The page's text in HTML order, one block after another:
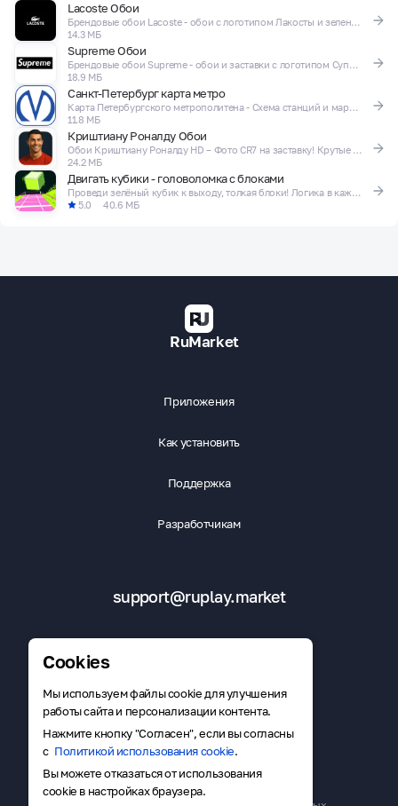
Lacoste Обои
Брендовые обои Lacoste - обои с логотипом Лакосты и зеленым крокодилом!
14.3 МБ
Supreme Обои
Брендовые обои Supreme - обои и заставки с логотипом Суприм!
18.9 МБ
Санкт-Петербург карта метро
Карта Петербургского метрополитена - Схема станций и маршрутов
11.8 МБ
Криштиану Роналду Обои
Обои Криштиану Роналду HD – Фото CR7 на заставку! Крутые футбольные обои
24.2 МБ
Двигать кубики - головоломка с блоками
Проведи зелёный кубик к выходу, толкая блоки! Логика в каждом уровне!
5.0
40.6 МБ
Cookies
Мы используем файлы cookie для улучшения
работы сайта и персонализации контента.
Нажмите кнопку "Согласен", если вы согласны
с Политикой использования cookie.
Вы можете отказаться от использования
cookie в настройках браузера.
RuMarket
Приложения
Как установить
Поддержка
Разработчикам
support@ruplay.market
Скачать RuMarket
Публичная оферта